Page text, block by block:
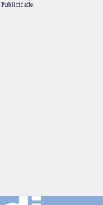
Publicidade.